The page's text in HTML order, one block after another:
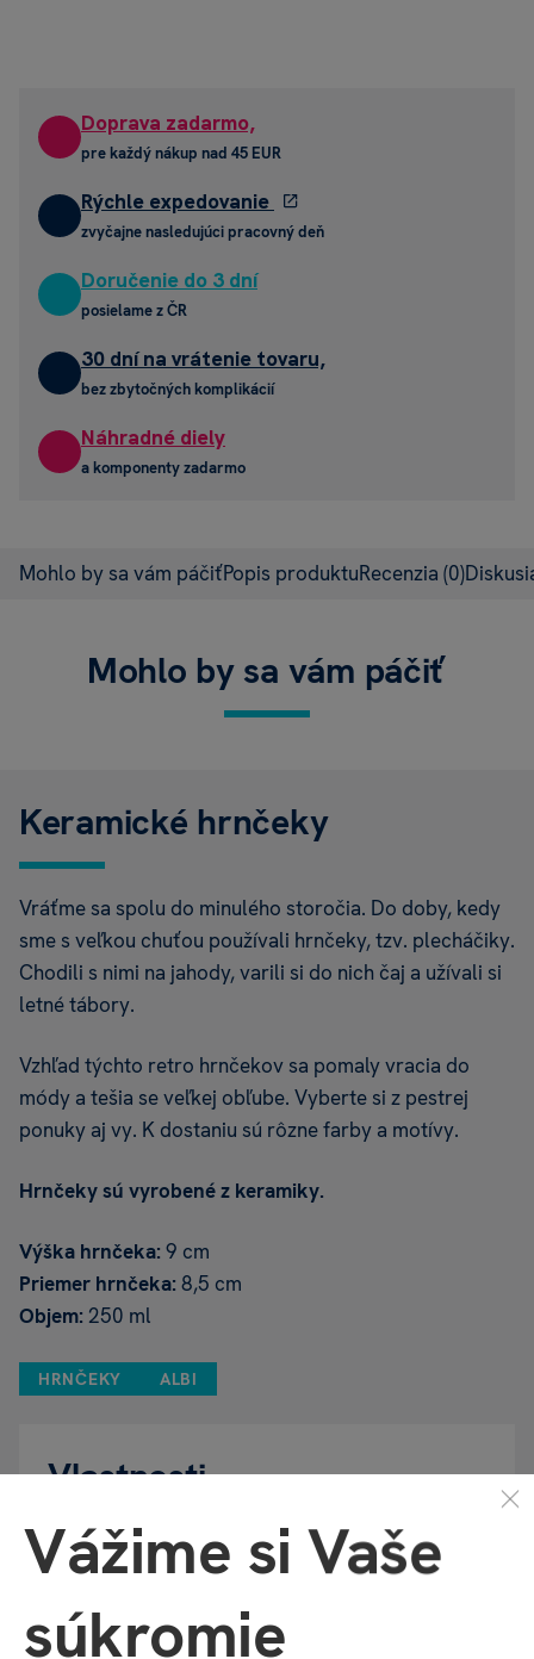
Doprava zadarmo,
pre každý nákup nad 45 EUR
Rýchle expedovanie
zvyčajne nasledujúci pracovný deň
Doručenie do 3 dní
posielame z ČR
30 dní na vrátenie tovaru,
bez zbytočných komplikácií
Náhradné diely
a komponenty zadarmo
Mohlo by sa vám páčiťPopis produktuRecenzia (0)
Mohlo by sa vám páčiť
Keramické hrnčeky
Vráťme sa spolu do minulého storočia. Do doby, kedy
sme s veľkou chuťou používali hrnčeky, tzv. plecháčiky.
Chodili s nimi na jahody, varili si do nich čaj a užívali si
letné tábory.
Vzhľad týchto retro hrnčekov sa pomaly vracia do
módy a tešia se veľkej obľube. Vyberte si z pestrej
ponuky aj vy. K dostaniu sú rôzne farby a motívy.
Hrnčeky sú vyrobené z keramiky.
Výška hrnčeka: 9 cm
Priemer hrnčeka: 8,5 cm
Objem: 250 ml
HRNČEKY ALBI
Vlastnosti
Kód produktu D1183
Katalógové číslo
Vážime si Vaše
súkromie